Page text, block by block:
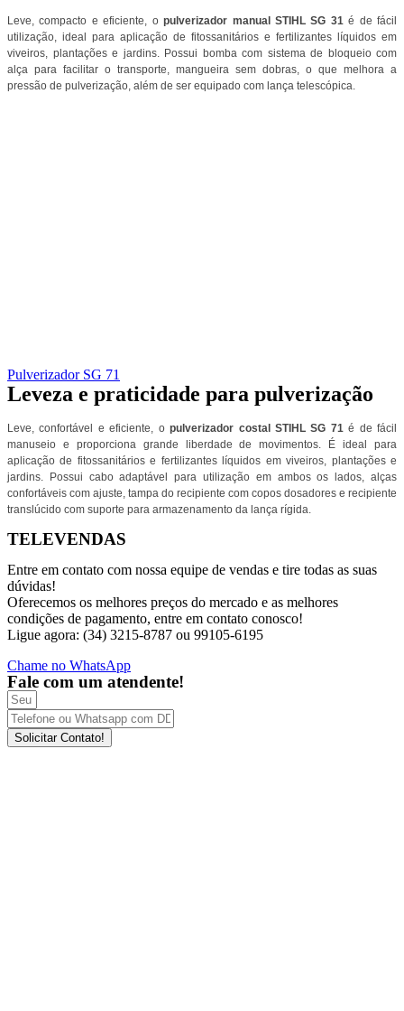
Leve, compacto e eficiente, opulverizador manual STIHL SG 31é de fácil
utilização, ideal para aplicação de fitossanitários e fertilizantes líquidos em
viveiros, plantações e jardins. Possui bomba com sistema de bloqueio com
alça para facilitar o transporte, mangueira sem dobras, o que melhora a
pressão de pulverização, além de ser equipado com lança telescópica.
Pulverizador SG 71
Leveza e praticidade para pulverização
Leve, confortável e eficiente, opulverizador costal STIHL SG 71é de fácil
manuseio e proporciona grande liberdade de movimentos. É ideal para
aplicação de fitossanitários e fertilizantes líquidos em viveiros, plantações e
jardins. Possui cabo adaptável para utilização em ambos os lados, alças
confortáveis com ajuste, tampa do recipiente com copos dosadores e recipiente
translúcido com suporte para armazenamento da lança rígida.
TELEVENDAS
Entre em contato com nossa equipe de vendas e tire todas as suas
dúvidas!
Oferecemos os melhores preços do mercado e as melhores
condições de pagamento, entre em contato conosco!
Ligue agora: (34) 3215-8787 ou 99105-6195
Chame no WhatsApp
Fale com um atendente!
Solicitar Contato!